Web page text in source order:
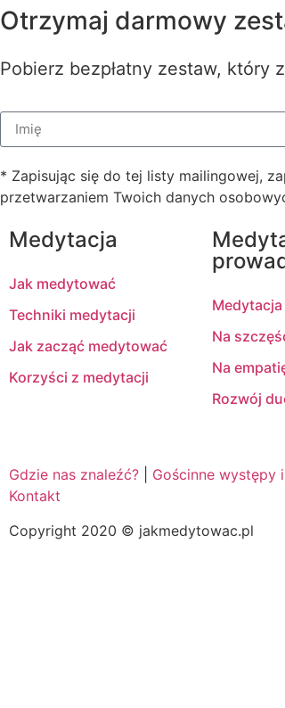
Otrzymaj darmowy
Pobierz bezpłatny zestaw, który
* Zapisując się do tej listy mailingowej,
przetwarzaniem Twoich danych
Medytacja
Jak medytować
Techniki medytacji
Jak zacząć medytować
Korzyści z medytacji
Na
Na
Rozwój
Gdzie nas znaleźć? Gościnne występy
Kontakt
Copyright 2020 © jakmedytowac.pl